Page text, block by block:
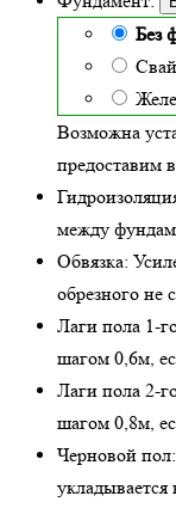
Без
Возможна
предоставим
между
Обвязка:
обрезного не
Лаги пола 1-
шагом 0,6м,
Лаги пола 2-
шагом 0,8м,
Черновой пол: